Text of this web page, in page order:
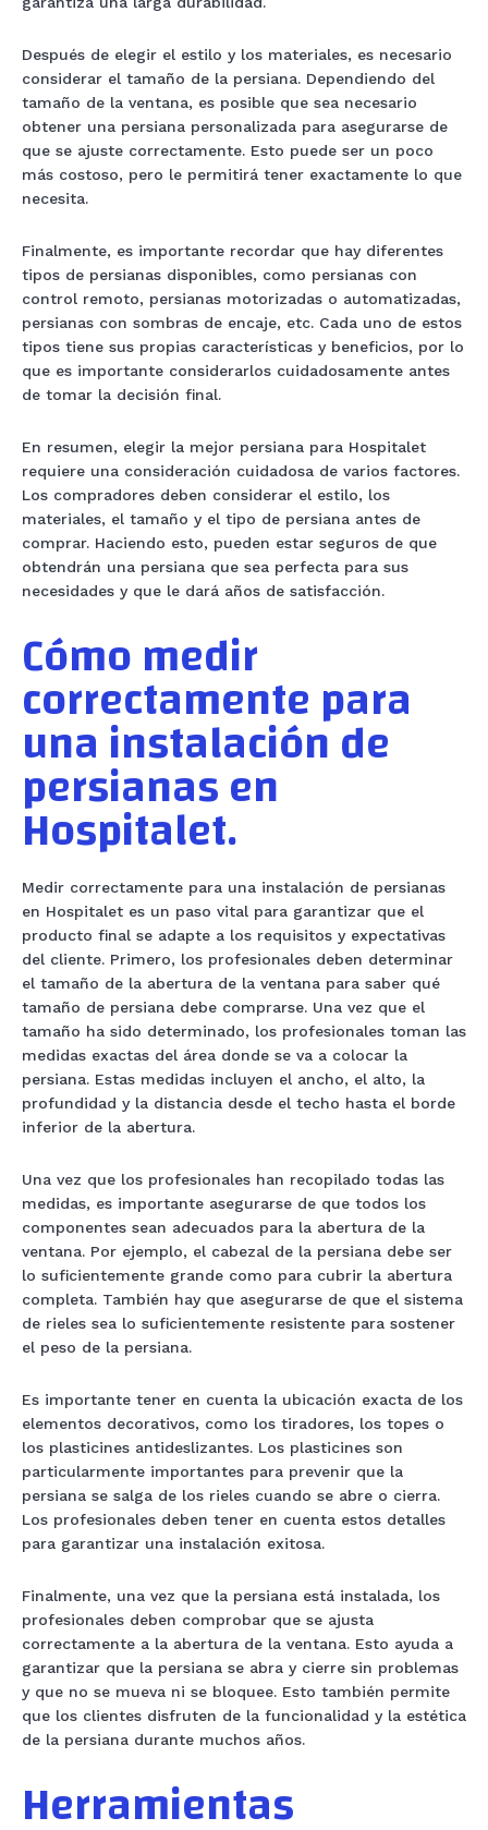
Después de elegir el estilo y los materiales, es necesario
considerar el tamaño de la persiana. Dependiendo del
tamaño de la ventana, es posible que sea necesario
obtener una persiana personalizada para asegurarse de
que se ajuste correctamente. Esto puede ser un poco
más costoso, pero le permitirá tener exactamente lo que
necesita.
Finalmente, es importante recordar que hay diferentes
tipos de persianas disponibles, como persianas con
control remoto, persianas motorizadas o automatizadas,
persianas con sombras de encaje, etc. Cada uno de estos
tipos tiene sus propias características y beneficios, por lo
que es importante considerarlos cuidadosamente antes
de tomar la decisión final.
En resumen, elegir la mejor persiana para Hospitalet
requiere una consideración cuidadosa de varios factores.
Los compradores deben considerar el estilo, los
materiales, el tamaño y el tipo de persiana antes de
comprar. Haciendo esto, pueden estar seguros de que
obtendrán una persiana que sea perfecta para sus
necesidades y que le dará años de satisfacción.
Cómo medir
correctamente para
una instalación de
persianas en
Hospitalet.
Medir correctamente para una instalación de persianas
en Hospitalet es un paso vital para garantizar que el
producto final se adapte a los requisitos y expectativas
del cliente. Primero, los profesionales deben determinar
el tamaño de la abertura de la ventana para saber qué
tamaño de persiana debe comprarse. Una vez que el
tamaño ha sido determinado, los profesionales toman las
medidas exactas del área donde se va a colocar la
persiana. Estas medidas incluyen el ancho, el alto, la
profundidad y la distancia desde el techo hasta el borde
inferior de la abertura.
Una vez que los profesionales han recopilado todas las
medidas, es importante asegurarse de que todos los
componentes sean adecuados para la abertura de la
ventana. Por ejemplo, el cabezal de la persiana debe ser
lo suficientemente grande como para cubrir la abertura
completa. También hay que asegurarse de que el sistema
de rieles sea lo suficientemente resistente para sostener
el peso de la persiana.
Es importante tener en cuenta la ubicación exacta de los
elementos decorativos, como los tiradores, los topes o
los plasticines antideslizantes. Los plasticines son
particularmente importantes para prevenir que la
persiana se salga de los rieles cuando se abre o cierra.
Los profesionales deben tener en cuenta estos detalles
para garantizar una instalación exitosa.
Finalmente, una vez que la persiana está instalada, los
profesionales deben comprobar que se ajusta
correctamente a la abertura de la ventana. Esto ayuda a
garantizar que la persiana se abra y cierre sin problemas
y que no se mueva ni se bloquee. Esto también permite
que los clientes disfruten de la funcionalidad y la estética
de la persiana durante muchos años.
Herramientas